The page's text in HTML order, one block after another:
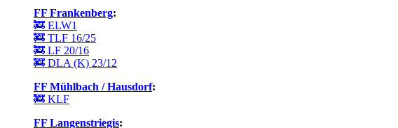
FF Frankenberg:
🚒 ELW1
🚒 TLF 16/25
🚒 LF 20/16
🚒 DLA (K) 23/12
FF Mühlbach / Hausdorf:
🚒 KLF
FF Langenstriegis: